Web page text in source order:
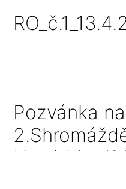
Pozvánka na
Nová Lípa/